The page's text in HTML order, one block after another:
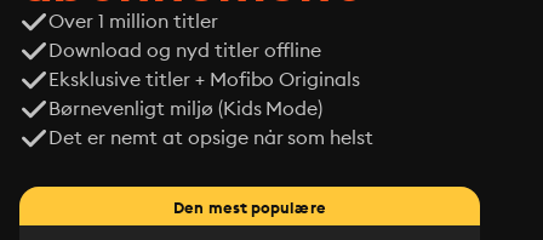
Over 1 million titler
Download og nyd titler offline
Eksklusive titler + Mofibo Originals
Børnevenligt miljø (Kids Mode)
Det er nemt at opsige når som helst
Den mest populære